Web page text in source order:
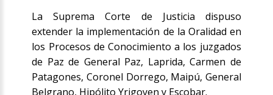
La Suprema Corte de Justicia dispuso
extender la implementación de la Oralidad en
los Procesos de Conocimiento a los juzgados
de Paz de General Paz, Laprida, Carmen de
Patagones, Coronel Dorrego, Maipú, General
Belgrano, Hipólito Yrigoyen y Escobar.